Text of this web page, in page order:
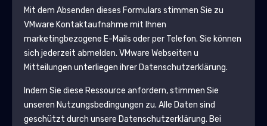
Mit dem Absenden dieses Formulars stimmen Sie zu
VMware Kontaktaufnahme mit Ihnen
marketingbezogene E-Mails oder per Telefon. Sie können
sich jederzeit abmelden. VMware Webseiten u
Mitteilungen unterliegen ihrer Datenschutzerklärung.
Indem Sie diese Ressource anfordern, stimmen Sie
unseren Nutzungsbedingungen zu. Alle Daten sind
geschützt durch unsere Datenschutzerklärung. Bei